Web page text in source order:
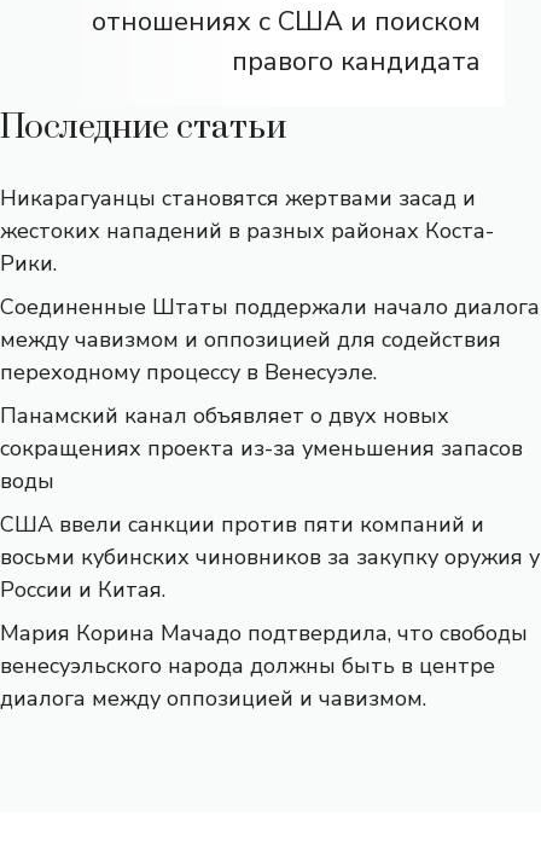
отношениях с США и поиском
правого кандидата
Последние статьи
Никарагуанцы становятся жертвами засад и
жестоких нападений в разных районах Коста-
Рики.
Соединенные Штаты поддержали начало диалога
между чавизмом и оппозицией для содействия
переходному процессу в Венесуэле.
Панамский канал объявляет о двух новых
сокращениях проекта из-за уменьшения запасов
воды
США ввели санкции против пяти компаний и
восьми кубинских чиновников за закупку оружия у
России и Китая.
Мария Корина Мачадо подтвердила, что свободы
венесуэльского народа должны быть в центре
диалога между оппозицией и чавизмом.